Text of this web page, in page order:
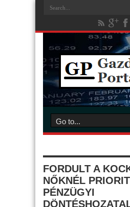
FORDULT A
NŐKNÉL
PÉNZÜGYI